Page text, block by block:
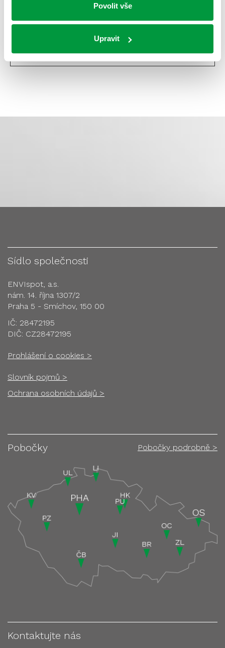
Povolit vše
Upravit
Sídlo společnosti
ENVIspot, a.s.
nám. 14. října 1307/2
Praha 5 - Smíchov, 150 00
IČ: 28472195
DIČ: CZ28472195
Prohlášení o cookies >
Slovník pojmů >
Ochrana osobních údajů >
Pobočky Pobočky podrobně >
Kontaktujte nás